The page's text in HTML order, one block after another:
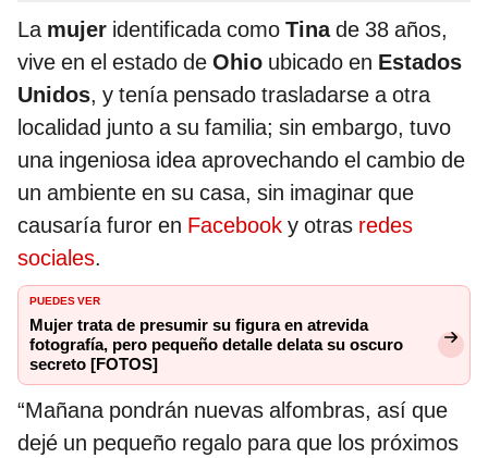
La mujer identificada como Tinade 38 años,
vive en el estado de Ohio ubicado en Estados
Unidos, y tenía pensado trasladarse a otra
localidad junto a su familia; sin embargo, tuvo
una ingeniosa idea aprovechando el cambio de
un ambiente en su casa, sin imaginar que
causaría furor en Facebook y otras redes
sociales.
PUEDES VER
Mujer trata de presumir su figura en atrevida
fotografía, pero pequeño detalle delata su oscuro
secreto [FOTOS]
“Mañana pondrán nuevas alfombras, así que
dejé un pequeño regalo para que los próximos